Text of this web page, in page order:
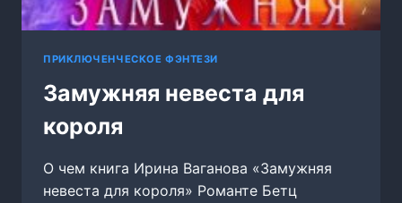
ПРИКЛЮЧЕНЧЕСКОЕ ФЭНТЕЗИ
Замужняя невеста для
короля
О чем книга Ирина Ваганова «Замужняя
невеста для короля» Романте Бетц